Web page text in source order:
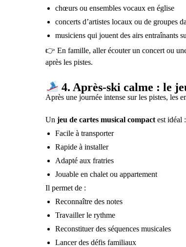
chœurs ou ensembles vocaux en église
concerts d’artistes locaux ou de groupes
musiciens qui jouent des airs entraînants
👉 En famille, aller écouter un concert ou
après les pistes.
4. Après-ski calme : le
Après une journée intense sur les pistes, les
Unjeu de cartes musical compact est idéal :
Facile à transporter
Rapide à installer
Adapté aux fratries
Jouable en chalet ou appartement
Il permet de :
Reconnaître des notes
Travailler le rythme
Reconstituer des séquences musicales
Lancer des défis familiaux